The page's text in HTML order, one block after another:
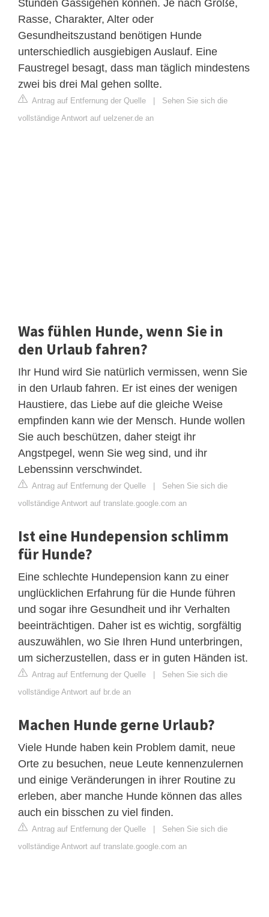
Stunden Gassigehen können. Je nach Größe,
Rasse, Charakter, Alter oder
Gesundheitszustand benötigen Hunde
unterschiedlich ausgiebigen Auslauf. Eine
Faustregel besagt, dass man täglich mindestens
zwei bis drei Mal gehen sollte.
Antrag auf Entfernung der Quelle | Sehen Sie sich die
vollständige Antwort auf uelzener.de an
Was fühlen Hunde, wenn Sie in
den Urlaub fahren?
Ihr Hund wird Sie natürlich vermissen, wenn Sie
in den Urlaub fahren. Er ist eines der wenigen
Haustiere, das Liebe auf die gleiche Weise
empfinden kann wie der Mensch. Hunde wollen
Sie auch beschützen, daher steigt ihr
Angstpegel, wenn Sie weg sind, und ihr
Lebenssinn verschwindet.
Antrag auf Entfernung der Quelle | Sehen Sie sich die
vollständige Antwort auf translate.google.com an
Ist eine Hundepension schlimm
für Hunde?
Eine schlechte Hundepension kann zu einer
unglücklichen Erfahrung für die Hunde führen
und sogar ihre Gesundheit und ihr Verhalten
beeinträchtigen. Daher ist es wichtig, sorgfältig
auszuwählen, wo Sie Ihren Hund unterbringen,
um sicherzustellen, dass er in guten Händen ist.
Antrag auf Entfernung der Quelle | Sehen Sie sich die
vollständige Antwort auf br.de an
Machen Hunde gerne Urlaub?
Viele Hunde haben kein Problem damit, neue
Orte zu besuchen, neue Leute kennenzulernen
und einige Veränderungen in ihrer Routine zu
erleben, aber manche Hunde können das alles
auch ein bisschen zu viel finden.
Antrag auf Entfernung der Quelle | Sehen Sie sich die
vollständige Antwort auf translate.google.com an